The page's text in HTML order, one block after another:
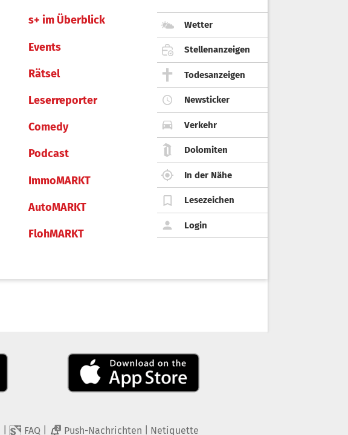
s+ im Überblick
Events
Rätsel
Leserreporter
Comedy
Podcast
ImmoMARKT
AutoMARKT
FlohMARKT
Wetter
Stellenanzeigen
Todesanzeigen
Newsticker
Verkehr
Dolomiten
In der Nähe
Lesezeichen
Login
FAQ 2 Push-Nachrichten Netiquette